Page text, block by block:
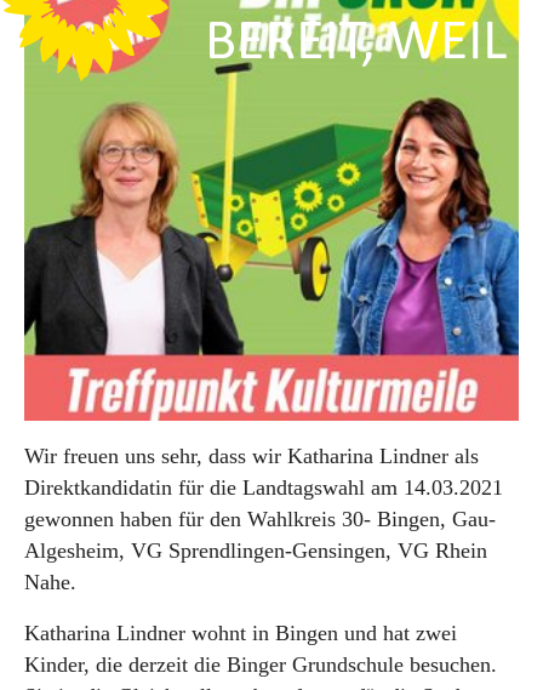
Wir freuen uns sehr, dass wir Katharina Lindner als
Direktkandidatin für die Landtagswahl am 14.03.2021
gewonnen haben für den Wahlkreis 30- Bingen, Gau-
Algesheim, VG Sprendlingen-Gensingen, VG Rhein
Nahe.
Katharina Lindner wohnt in Bingen und hat zwei
Kinder, die derzeit die Binger Grundschule besuchen.